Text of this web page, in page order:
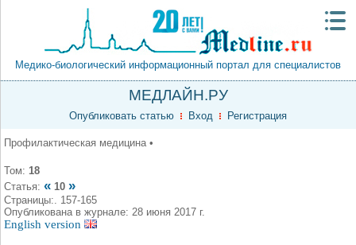
Медико-биологический информационный портал для специалистов
МЕДЛАЙН.РУ
Опубликовать статью Вход Регистрация
Профилактическая медицина •
Том: 18
Статья: « 10 »
Страницы:. 157-165
Опубликована в журнале: 28 июня 2017 г.
English version